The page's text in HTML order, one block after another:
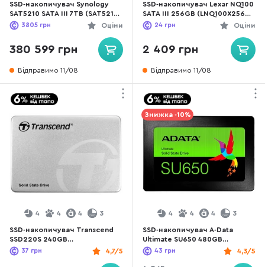
SSD-накопичувач Synology
SAT5210 SATA III 7TB (SAT5210-
7000G)
Оціни
3805 грн
380 599 грн
Відправимо 11/08
SSD-накопичувач Lexar NQ100
SATA III 256GB (LNQ100X256G-
RNNNG)
Оціни
24 грн
2 409 грн
Відправимо 11/08
4 4 4 3
SSD-накопичувач Transcend
SSD220S 240GB
(TS240GSSD220S)
4,7/5
37 грн
Знижка -10%
4 4 4 3
SSD-накопичувач A-Data
Ultimate SU650 480GB
ASU650SS-480GT-R
4,3/5
43 грн